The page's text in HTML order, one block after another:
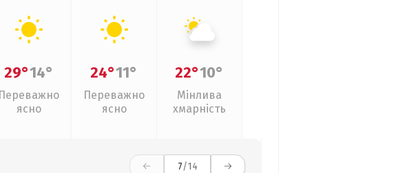
29°14°
Переважно
ясно
24°11°
Переважно
ясно
22°10°
Мінлива
хмарність
7/14